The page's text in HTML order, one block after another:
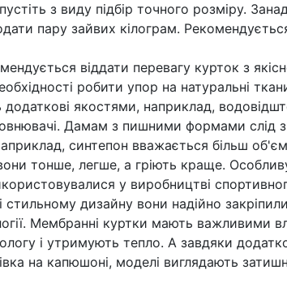
з виду підбір точного розміру.
пару зайвих кілограм.
віддати перевагу курток з
робити упор на натуральні
якостями, наприклад,
Дамам з пишними формами слід
синтепон вважається більш
тонше, легше, а гріють краще.
у виробництві
стильному дизайну вони надійно
Мембранні куртки мають важливими
і утримують тепло. А завдяки
на капюшоні, моделі виглядають